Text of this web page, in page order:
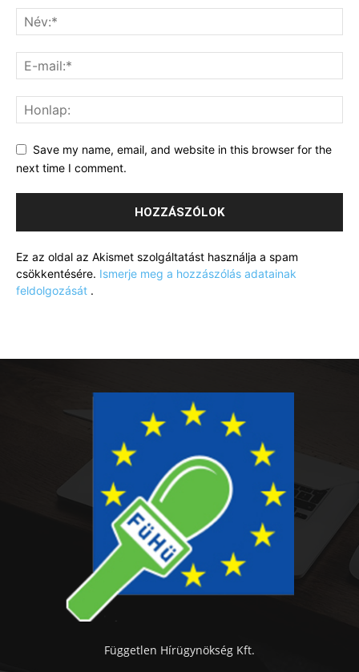
Save my name, email, and website in this browser for the
next time I comment.
Ez az oldal az Akismet szolgáltatást használja a spam
csökkentésére. Ismerje meg a hozzászólás adatainak
feldolgozását .
Független Hírügynökség Kft.